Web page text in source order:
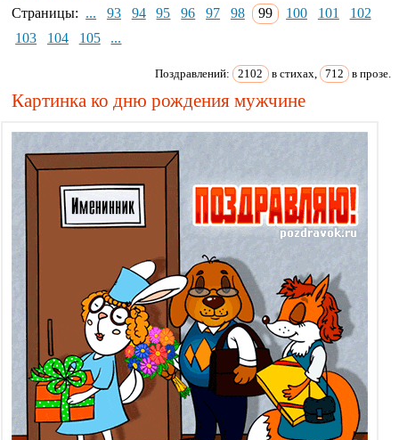
Страницы: ... 93 94 95 96 97 98 99 100 101
102
103
104 105 ...
Поздравлений: 2102 в стихах, 712 в прозе.
Картинка ко дню рождения мужчине